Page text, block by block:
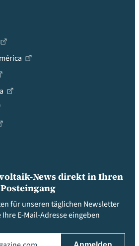
News direkt in Ihren
Posteingang
für unseren täglichen Newsletter
E-Mail-Adresse eingeben